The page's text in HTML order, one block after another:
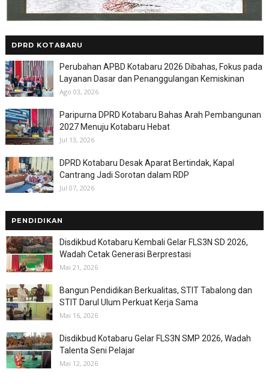
DPRD KOTABARU
Perubahan APBD Kotabaru 2026 Dibahas, Fokus pada
Layanan Dasar dan Penanggulangan Kemiskinan
Ago 03, 2026
Paripurna DPRD Kotabaru Bahas Arah Pembangunan
2027 Menuju Kotabaru Hebat
Jul 13, 2026
DPRD Kotabaru Desak Aparat Bertindak, Kapal
Cantrang Jadi Sorotan dalam RDP
Jul 07, 2026
PENDIDIKAN
Disdikbud Kotabaru Kembali Gelar FLS3N SD 2026,
Wadah Cetak Generasi Berprestasi
Mai 21, 2026
Bangun Pendidikan Berkualitas, STIT Tabalong dan
STIT Darul Ulum Perkuat Kerja Sama
Mai 16, 2026
Disdikbud Kotabaru Gelar FLS3N SMP 2026, Wadah
Talenta Seni Pelajar
Mai 12, 2026